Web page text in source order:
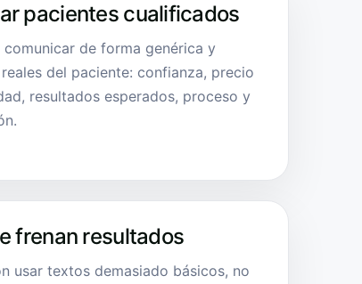
pacientes cualificados
de forma genérica y
del paciente: confianza, precio
resultados esperados, proceso y
frenan resultados
usar textos demasiado básicos, no